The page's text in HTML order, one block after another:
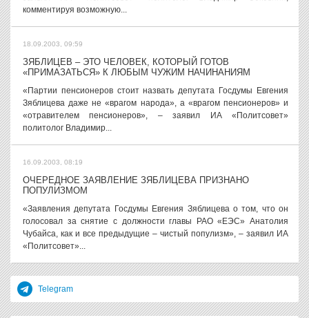
комментируя возможную...
18.09.2003, 09:59
ЗЯБЛИЦЕВ – ЭТО ЧЕЛОВЕК, КОТОРЫЙ ГОТОВ
«ПРИМАЗАТЬСЯ» К ЛЮБЫМ ЧУЖИМ НАЧИНАНИЯМ
«Партии пенсионеров стоит назвать депутата Госдумы Евгения
Зяблицева даже не «врагом народа», а «врагом пенсионеров» и
«отравителем пенсионеров», – заявил ИА «Политсовет»
политолог Владимир...
16.09.2003, 08:19
ОЧЕРЕДНОЕ ЗАЯВЛЕНИЕ ЗЯБЛИЦЕВА ПРИЗНАНО
ПОПУЛИЗМОМ
«Заявления депутата Госдумы Евгения Зяблицева о том, что он
голосовал за снятие с должности главы РАО «ЕЭС» Анатолия
Чубайса, как и все предыдущие – чистый популизм», – заявил ИА
«Политсовет»...
Telegram